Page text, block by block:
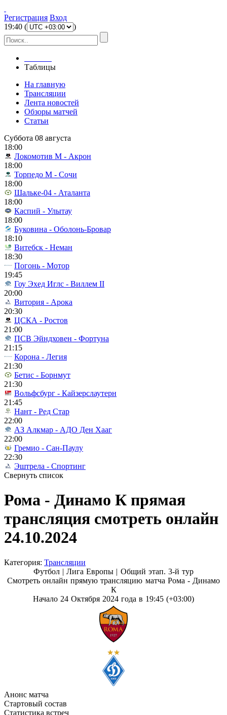
Регистрация Вход
19:40 ( )
Таблицы
На главную
Трансляции
Лента новостей
Обзоры матчей
Статьи
Суббота 08 августа
18:00
Локомотив М - Акрон
18:00
Торпедо М - Сочи
18:00
Шальке-04 - Аталанта
18:00
Каспий - Улытау
18:00
Буковина - Оболонь-Бровар
18:10
Витебск - Неман
18:30
Погонь - Мотор
19:45
Гоу Эхед Иглс - Виллем II
20:00
Витория - Арока
20:30
ЦСКА - Ростов
21:00
ПСВ Эйндховен - Фортуна
21:15
Корона - Легия
21:30
Бетис - Борнмут
21:30
Вольфсбург - Кайзерслаутерн
21:45
Нант - Ред Стар
22:00
АЗ Алкмар - АДО Ден Хааг
22:00
Гремио - Сан-Паулу
22:30
Эштрела - Спортинг
Свернуть список
Рома - Динамо К прямая
трансляция смотреть онлайн
24.10.2024
Категория: Трансляции
Футбол | Лига Европы | Общий этап. 3-й тур
Смотреть онлайн прямую трансляцию матча Рома - Динамо
К
Начало 24 Октября 2024 года в 19:45 (+03:00)
Анонс матча
Стартовый состав
Статистика встреч